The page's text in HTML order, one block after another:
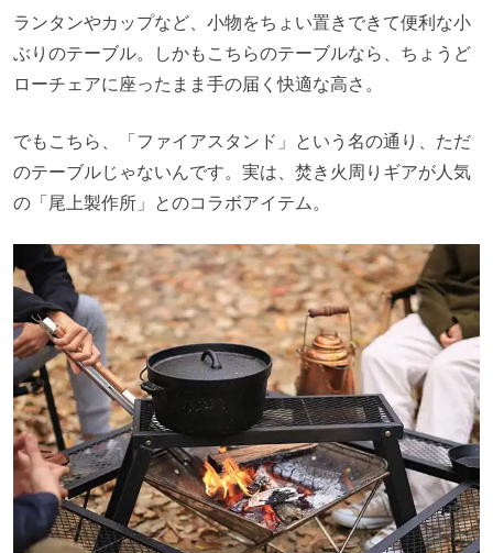
ランタンやカップなど、小物をちょい置きできて便利な小
ぶりのテーブル。しかもこちらのテーブルなら、ちょうど
ローチェアに座ったまま手の届く快適な高さ。
でもこちら、「ファイアスタンド」という名の通り、ただ
のテーブルじゃないんです。実は、焚き火周りギアが人気
の「尾上製作所」とのコラボアイテム。